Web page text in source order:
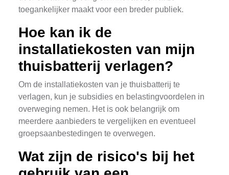
toegankelijker maakt voor een breder publiek.
Hoe kan ik de
installatiekosten van mijn
thuisbatterij verlagen?
Om de installatiekosten van je thuisbatterij te
verlagen, kun je subsidies en belastingvoordelen in
overweging nemen. Het is ook belangrijk om
meerdere aanbieders te vergelijken en eventueel
groepsaanbestedingen te overwegen.
Wat zijn de risico's bij het